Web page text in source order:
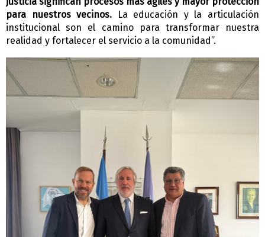
para nuestros vecinos. La educación y la articulación
institucional son el camino para transformar nuestra
realidad y fortalecer el servicio a la comunidad”.